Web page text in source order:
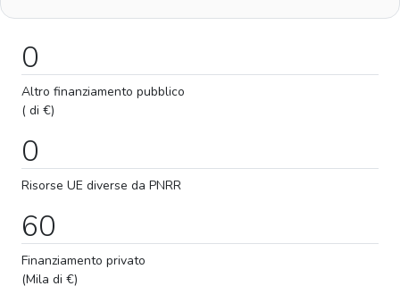
0
Altro finanziamento pubblico
( di €)
0
Risorse UE diverse da PNRR
60
Finanziamento privato
(Mila di €)